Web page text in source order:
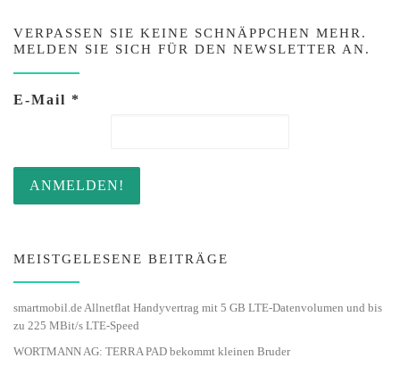
VERPASSEN SIE KEINE SCHNÄPPCHEN MEHR.
MELDEN SIE SICH FÜR DEN NEWSLETTER AN.
E-Mail *
MEISTGELESENE BEITRÄGE
smartmobil.de Allnetflat Handyvertrag mit 5 GB LTE-Datenvolumen und bis
zu 225 MBit/s LTE-Speed
WORTMANN AG: TERRA PAD bekommt kleinen Bruder